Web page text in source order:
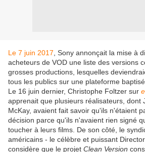
Le 7 juin 2017 , Sony annonçait la mise à
acheteurs de VOD une liste des versions
grosses productions, lesquelles
tous les publics sur une plateforme
Le 16 juin dernier, Christophe Foltzer sur
apprenait que plusieurs réalisateurs, dont
McKay, avaient fait savoir qu'ils n'étaient
décision parce qu'ils n'avaient rien signé
toucher à leurs films. De son côté, le
américains - le célèbre et puissant
considère que le projet Clean Version